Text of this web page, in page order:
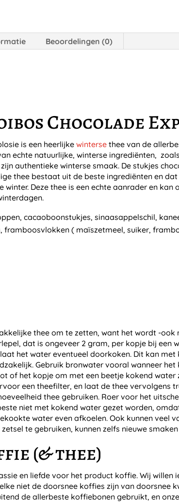
Beoordelingen (0)
Chocolade
is een heerlijkewinterse thee van de
echte natuurlijke, winterse ingrediënten,
authentieke winterse smaak. De stukjes
thee bestaat uit de beste ingrediënten en
winter. Deze thee is een echte aanrader en
cacaoboonstukjes, sinaasappelschil,
( maïszetmeel, suiker,
thee om te zetten, want het wordt -
dat is ongeveer 2 gram, per kopje bij een
het water eventueel doorkoken. Dit kan
Gebruik bronwater vooral wanneer
of het kopje om met een beetje kokend
een theefilter, en laat de thee vervolgens
thee gebruiken. Roer voor het
niet met kokend water gezet worden,
water even afkoelen. Ook kunnen veel
te gebruiken, kunnen zelfs nieuwe
(& thee)
en liefde voor het product koffie. Wij willen
niet de doorsnee koffies zijn van doorsnee
de allerbeste koffiebonen gebruikt, en